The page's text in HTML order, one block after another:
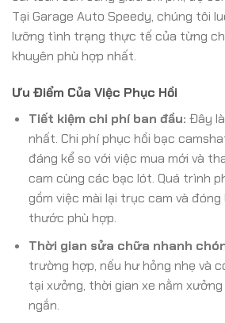
Tại Garage Auto Speedy, chúng tôi
lưỡng tình trạng thực tế của từng
khuyên phù hợp nhất.
Ưu Điểm Của Việc Phục Hồi
Tiết kiệm chi phí ban đầu: Đây
nhất. Chi phí phục hồi bạc
đáng kể so với việc mua mới và
cam cùng các bạc lót. Quá trình
gồm việc mài lại trục cam và
thước phù hợp.
Thời gian sửa chữa nhanh
trường hợp, nếu hư hỏng nhẹ và
tại xưởng, thời gian xe nằm
ngắn.